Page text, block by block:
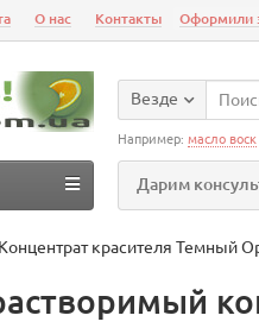
О нас Контакты Оформили
Везде
Например: масло воск
Дарим
Концентрат красителя Темный